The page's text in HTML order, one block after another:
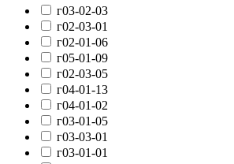
г03-02-03
г02-03-01
г02-01-06
г05-01-09
г02-03-05
г04-01-13
г04-01-02
г03-01-05
г03-03-01
г03-01-01